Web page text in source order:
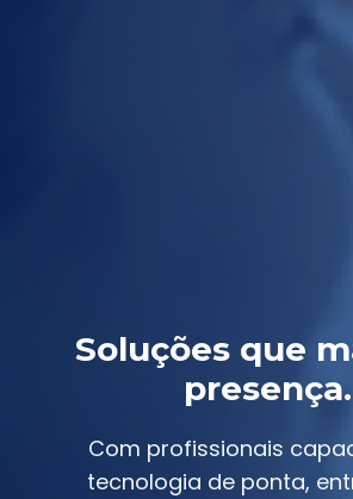
Soluções que
presença.
Com profissionais
tecnologia de ponta,